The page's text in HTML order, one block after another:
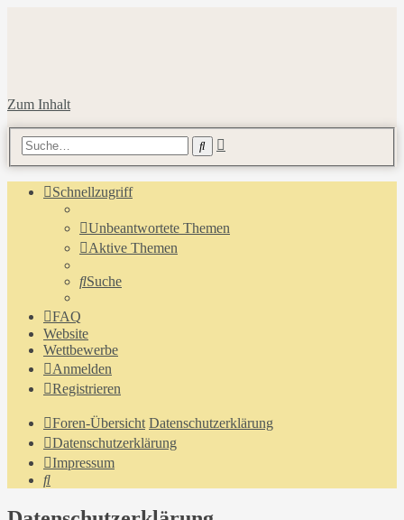
Zum Inhalt
Suche
Schnellzugriff
Unbeantwortete Themen
Aktive Themen
Suche
FAQ
Website
Wettbewerbe
Anmelden
Registrieren
Foren-Übersicht Datenschutzerklärung
Datenschutzerklärung
Impressum
Suche